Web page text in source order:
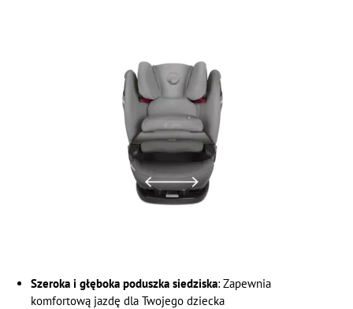
Szeroka i głęboka poduszka siedziska: Zapewnia
komfortową jazdę dla Twojego dziecka